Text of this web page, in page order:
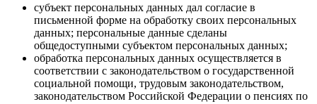
субъект персональных данных дал согласие в
письменной форме на обработку своих персональных
данных; персональные данные сделаны
общедоступными субъектом персональных данных;
обработка персональных данных осуществляется в
соответствии с законодательством о государственной
социальной помощи, трудовым законодательством,
законодательством Российской Федерации о пенсиях по